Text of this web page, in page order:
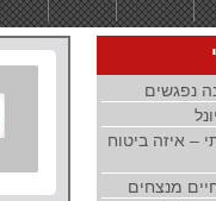
נפגשים
– איזה ביטוח
מנצחים